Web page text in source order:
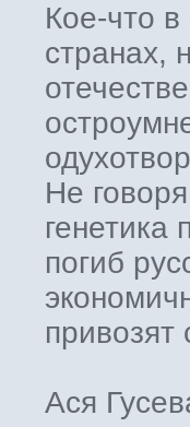
Кое-что в
странах,
Не
генетика
погиб
привозят
Ася